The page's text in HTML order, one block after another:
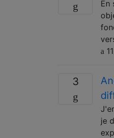
En
11
3
je